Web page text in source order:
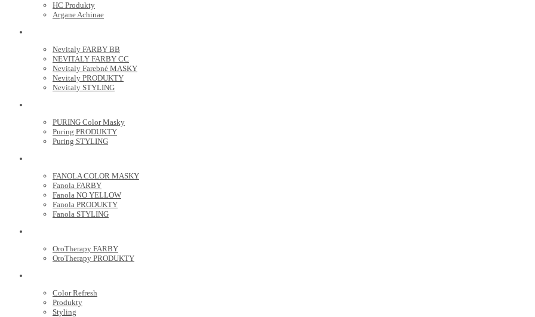
HC Produkty
Argane Achinae
Nevitaly FARBY BB
NEVITALY FARBY CC
Nevitaly Farebné MASKY
Nevitaly PRODUKTY
Nevitaly STYLING
PURING Color Masky
Puring PRODUKTY
Puring STYLING
FANOLA COLOR MASKY
Fanola FARBY
Fanola NO YELLOW
Fanola PRODUKTY
Fanola STYLING
OroTherapy FARBY
OroTherapy PRODUKTY
Color Refresh
Produkty
Styling